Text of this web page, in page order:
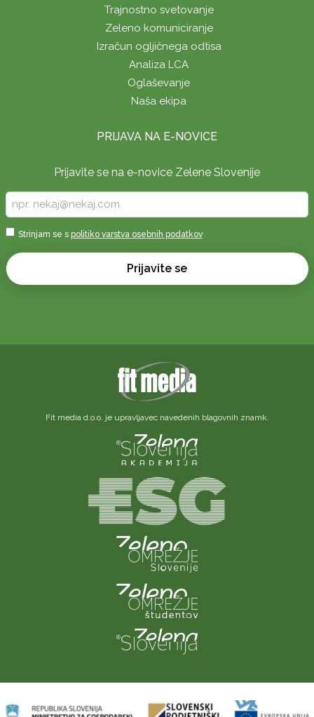
Trajnostno svetovanje
Zeleno komuniciranje
Izračun ogljičnega odtisa
Analiza LCA
Oglaševanje
Naša ekipa
PRIJAVA NA E-NOVICE
Prijavite se na e-novice Zelene Slovenije
vaš
e-
Sprejmi
*
Strinjam se s politiko varstva osebnih podatkov
Prijavite se
Fit media d.o.o. je upravljavec navedenih blagovnih znamk.